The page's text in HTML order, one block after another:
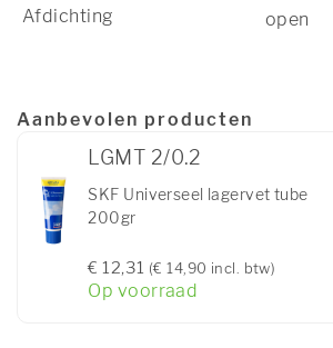
Afdichting open
Aanbevolen producten
LGMT 2/0.2
SKF Universeel lagervet tube
200gr
€ 12,31 (€ 14,90 incl. btw)
Op voorraad